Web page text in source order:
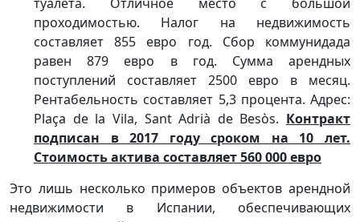
проходимостью. Налог на недвижимость
составляет 855 евро год. Сбор коммунидада
равен 879 евро в год. Сумма арендных
поступлений составляет 2500 евро в месяц.
Рентабельность составляет 5,3 процента. Адрес:
Plaça de la Vila, Sant Adrià de Besòs. Контракт
подписан в 2017 году сроком на 10 лет.
Стоимость актива составляет 560 000 евро
Это лишь несколько примеров объектов арендной
недвижимости в Испании, обеспечивающих